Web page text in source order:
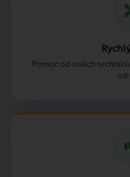
Pomoc od našich
od